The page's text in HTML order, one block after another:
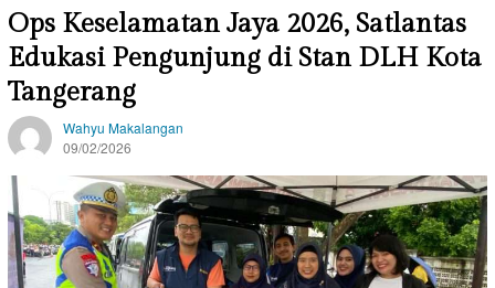
Ops Keselamatan Jaya 2026, Satlantas
Edukasi Pengunjung di Stan DLH Kota
Tangerang
Wahyu Makalangan
09/02/2026